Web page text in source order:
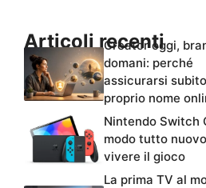
Articoli recenti
Creator oggi,
domani: perché
assicurarsi
proprio nome
Nintendo Switch
modo tutto
vivere il gioco
La prima TV al